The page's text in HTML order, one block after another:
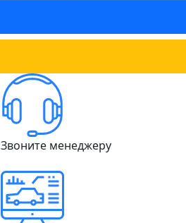
Звоните менеджеру